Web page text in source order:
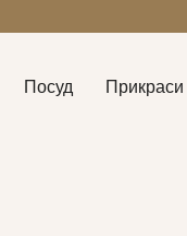
Посуд Прикраси